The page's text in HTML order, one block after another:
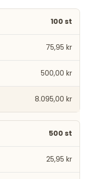
100 st
75,95 kr
500,00 kr
8.095,00 kr
500 st
25,95 kr